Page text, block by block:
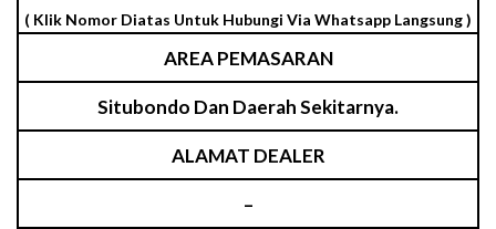
( Klik Nomor Diatas Untuk Hubungi Via Whatsapp Langsung )
AREA PEMASARAN
Situbondo Dan Daerah Sekitarnya.
ALAMAT DEALER
–